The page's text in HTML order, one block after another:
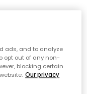
ads, and to analyze
opt out of any non-
blocking certain
Our privacy